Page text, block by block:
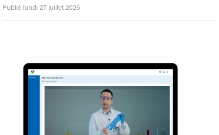
Publié lundi 27 juillet 2026